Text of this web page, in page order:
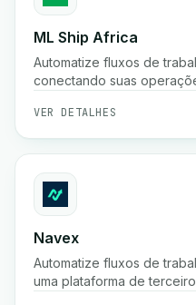
ML Ship Africa
Automatize fluxos de
conectando suas
VER DETALHES
Navex
Automatize fluxos de
uma plataforma de